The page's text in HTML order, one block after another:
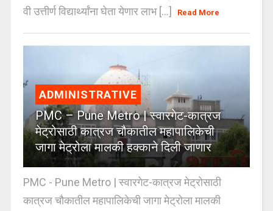
वी उत्तीर्ण विद्यार्थ्यांना घेता येणार लाभ [...]
Read More
ADMINISTRATIVE
PMC – Pune Metro | स्वारगेट-कात्रज
मेट्रोसाठी कात्रज चौकातील महापालिकेची
जागा मेट्रोला मालकी हक्काने दिली जाणार
PMC - Pune Metro | स्वारगेट-कात्रज मेट्रोसाठी
कात्रज चौकातील महापालिकेची जागा मेट्रोला मालकी